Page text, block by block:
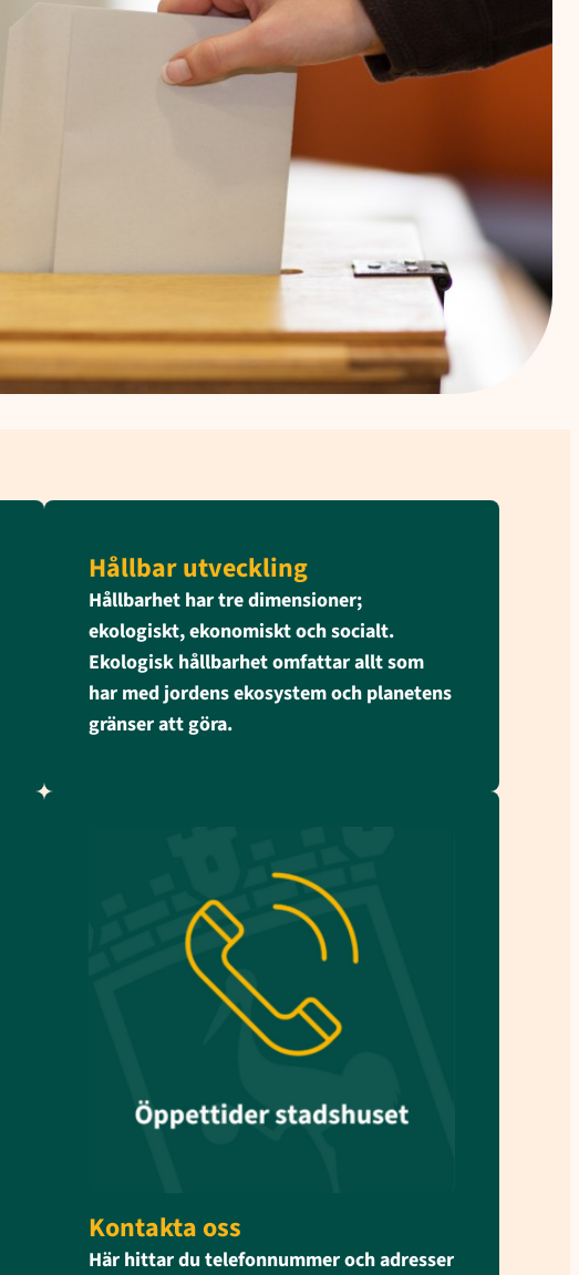
Hållbar utveckling
Hållbarhet har tre dimensioner;
ekologiskt, ekonomiskt och socialt.
Ekologisk hållbarhet omfattar allt som
har med jordens ekosystem och planetens
gränser att göra.
Kontakta oss
Här hittar du telefonnummer och adresser